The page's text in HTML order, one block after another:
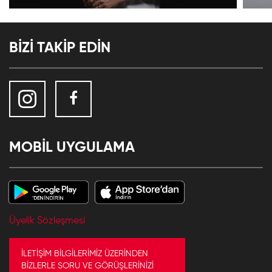
BİZİ TAKİP EDİN
MOBİL UYGULAMA
Üyelik Sözleşmesi
İLETİŞİM BİLGİLERİMİZ ÜZERİNDEN
BİZLERLE SORU VE GÖRÜŞLERİNİZİ